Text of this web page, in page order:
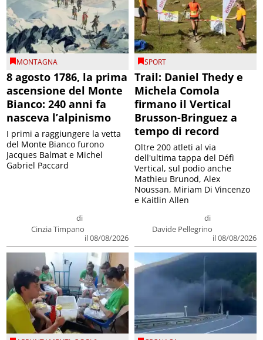
MONTAGNA
8 agosto 1786, la prima
ascensione del Monte
Bianco: 240 anni fa
nasceva l’alpinismo
di
Cinzia Timpano
il 08/08/2026
I primi a raggiungere la vetta
del Monte Bianco furono
Jacques Balmat e Michel
Gabriel Paccard
SPORT
Trail: Daniel Thedy e
Michela Comola
firmano il Vertical
Brusson-Bringuez a
tempo di record
di
Davide Pellegrino
il 08/08/2026
Oltre 200 atleti al via
dell'ultima tappa del Défì
Vertical, sul podio anche
Mathieu Brunod, Alex
Noussan, Miriam Di Vincenzo
e Kaitlin Allen